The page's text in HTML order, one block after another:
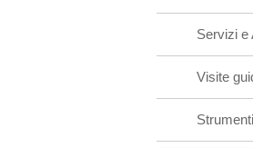
Servizi e
Visite
Strumenti